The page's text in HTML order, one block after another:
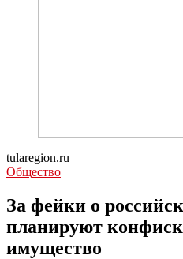
tularegion.ru
Общество
За фейки о
планируют
имущество